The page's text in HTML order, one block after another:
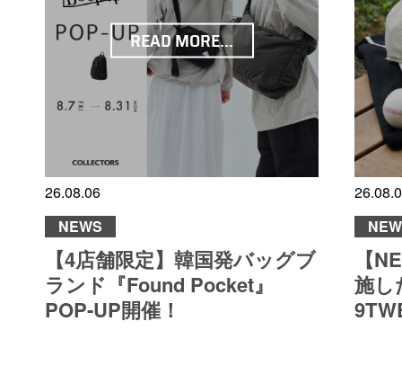
READ MORE...
26.08.06
NEWS
【4店舗限定】韓国発バッグブ
ランド『Found Pocket』
POP-UP開催！
【
施し